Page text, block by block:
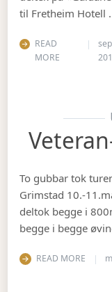
til Fretheim Hotell
READ
MORE
To gubbar tok
Grimstad 10.-
deltok begge i
begge i begge
READ MORE